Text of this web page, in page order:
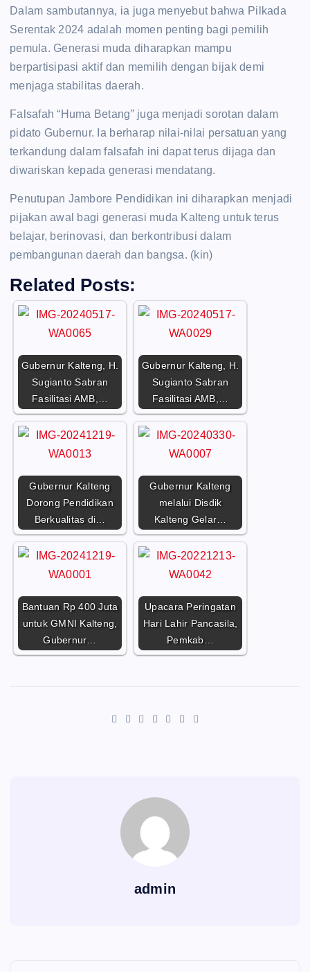
Dalam sambutannya, ia juga menyebut bahwa Pilkada
Serentak 2024 adalah momen penting bagi pemilih
pemula. Generasi muda diharapkan mampu
berpartisipasi aktif dan memilih dengan bijak demi
menjaga stabilitas daerah.
Falsafah “Huma Betang” juga menjadi sorotan dalam
pidato Gubernur. Ia berharap nilai-nilai persatuan yang
terkandung dalam falsafah ini dapat terus dijaga dan
diwariskan kepada generasi mendatang.
Penutupan Jambore Pendidikan ini diharapkan menjadi
pijakan awal bagi generasi muda Kalteng untuk terus
belajar, berinovasi, dan berkontribusi dalam
pembangunan daerah dan bangsa. (kin)
Related Posts:
Gubernur Kalteng, H.
Sugianto Sabran
Fasilitasi AMB,…
Gubernur Kalteng, H.
Sugianto Sabran
Fasilitasi AMB,…
Gubernur Kalteng
Dorong Pendidikan
Berkualitas di…
Gubernur Kalteng
melalui Disdik
Kalteng Gelar…
Bantuan Rp 400 Juta
untuk GMNI Kalteng,
Gubernur…
Upacara Peringatan
Hari Lahir Pancasila,
Pemkab…
admin